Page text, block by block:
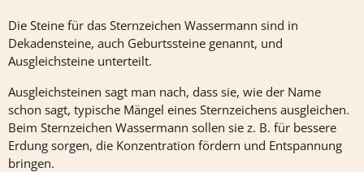
Die Steine für das Sternzeichen Wassermann sind in
Dekadensteine, auch Geburtssteine genannt, und
Ausgleichsteine unterteilt.
Ausgleichsteinen sagt man nach, dass sie, wie der Name
schon sagt, typische Mängel eines Sternzeichens ausgleichen.
Beim Sternzeichen Wassermann sollen sie z. B. für bessere
Erdung sorgen, die Konzentration fördern und Entspannung
bringen.